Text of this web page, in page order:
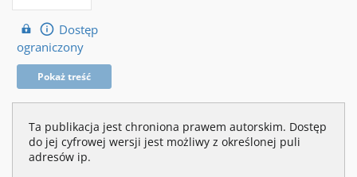
Dostęp
ograniczony
Pokaż treść
Ta publikacja jest chroniona prawem autorskim. Dostęp
do jej cyfrowej wersji jest możliwy z określonej puli
adresów ip.